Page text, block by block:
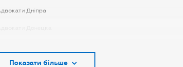
Дніпра
Адвокати Києва
Показати більше